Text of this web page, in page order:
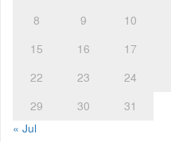
8
9 10
15
16 17
22
23 24
29
30
31
« Jul